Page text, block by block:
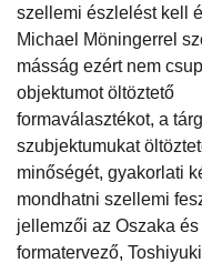
szellemi észlelést kell
Michael Möningerrel
másság ezért nem
objektumot öltöztető
formaválasztékot, a
szubjektumukat
minőségét, gyakorlati
mondhatni szellemi
jellemzői az Oszaka
formatervező,